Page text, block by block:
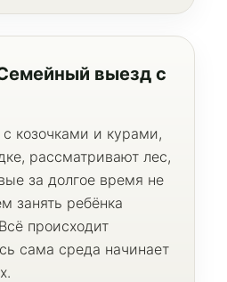
выезд с
козочками и курами,
рассматривают лес,
за долгое время не
занять ребёнка
происходит
сама среда начинает